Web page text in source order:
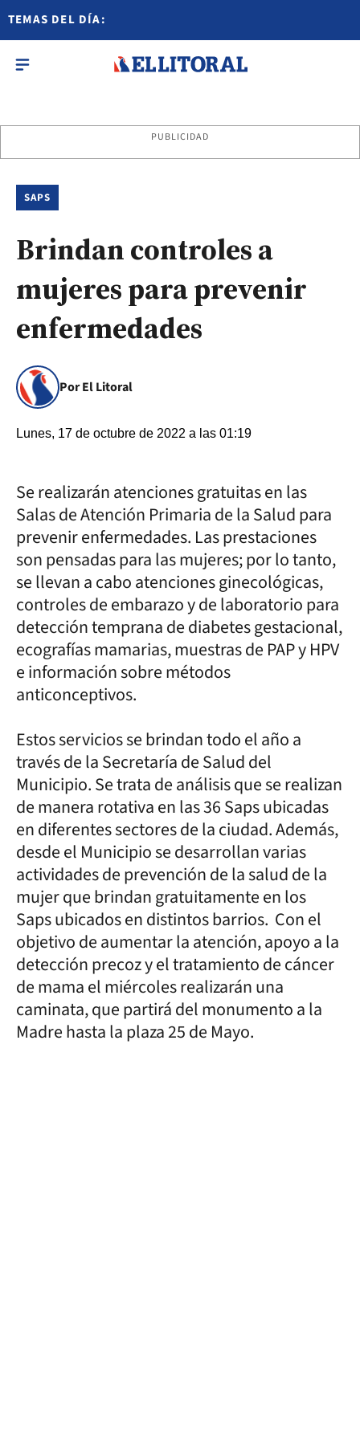
TEMAS DEL DÍA:
PUBLICIDAD
SAPS
Brindan controles a
mujeres para prevenir
enfermedades
Por El Litoral
Lunes, 17 de octubre de 2022 a las 01:19
Se realizarán atenciones gratuitas en las
Salas de Atención Primaria de la Salud para
prevenir enfermedades. Las prestaciones
son pensadas para las mujeres; por lo tanto,
se llevan a cabo atenciones ginecológicas,
controles de embarazo y de laboratorio para
detección temprana de diabetes gestacional,
ecografías mamarias, muestras de PAP y HPV
e información sobre métodos
anticonceptivos.
Estos servicios se brindan todo el año a
través de la Secretaría de Salud del
Municipio. Se trata de análisis que se realizan
de manera rotativa en las 36 Saps ubicadas
en diferentes sectores de la ciudad. Además,
desde el Municipio se desarrollan varias
actividades de prevención de la salud de la
mujer que brindan gratuitamente en los
Saps ubicados en distintos barrios. Con el
objetivo de aumentar la atención, apoyo a la
detección precoz y el tratamiento de cáncer
de mama el miércoles realizarán una
caminata, que partirá del monumento a la
Madre hasta la plaza 25 de Mayo.